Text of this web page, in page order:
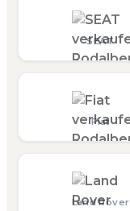
SEAT
Fiat
Land Rover